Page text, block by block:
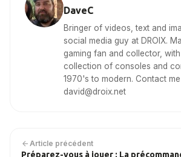
DaveC
Bringer of videos, text and
social media guy at DROIX.
gaming fan and collector,
collection of consoles and
1970's to modern. Contact
david@droix.net
Article précédent
Préparez-vous à jouer : La